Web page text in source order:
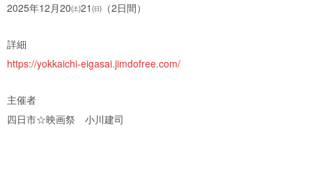
2025年12月20㈯21㈰（2日間）
詳細
https://yokkaichi-eigasai.jimdofree.com/
主催者
四日市☆映画祭 小川建司